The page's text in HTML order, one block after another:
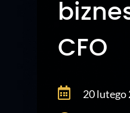
CFO
20 lutego